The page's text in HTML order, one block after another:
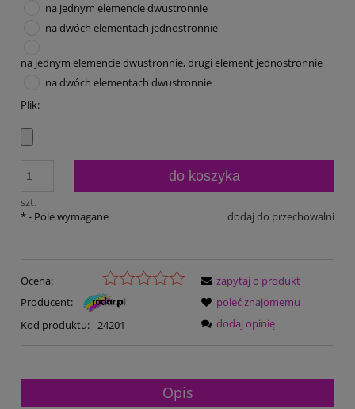
na jednym elemencie dwustronnie
na dwóch elementach jednostronnie
na jednym elemencie dwustronnie, drugi element jednostronnie
na dwóch elementach dwustronnie
Plik:
szt.
do koszyka
dodaj do przechowalni
*- Pole wymagane
Ocena:
Producent:
Kod produktu: 24201
zapytaj o produkt
poleć znajomemu
dodaj opinię
Opis